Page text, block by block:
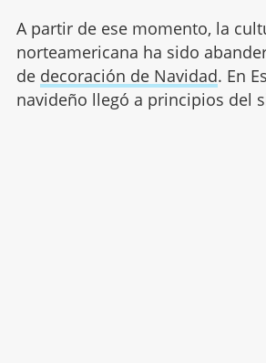
A partir de ese momento, la
norteamericana ha sido
de decoración de Navidad. En
navideño llegó a principios del